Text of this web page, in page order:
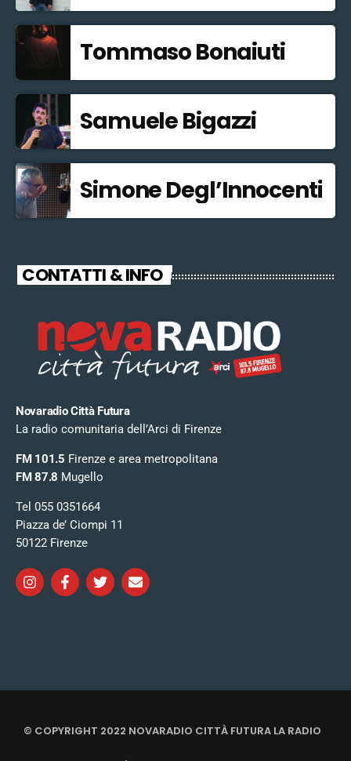
Tommaso Bonaiuti
Samuele Bigazzi
Simone Degl’Innocenti
CONTATTI & INFO
Novaradio Città Futura
La radio comunitaria dell’Arci di Firenze
FM 101.5 Firenze e area metropolitana
FM 87.8 Mugello
Tel 055 0351664
Piazza de’ Ciompi 11
50122 Firenze
© COPYRIGHT 2022 NOVARADIO CITTÀ FUTURA LA RADIO